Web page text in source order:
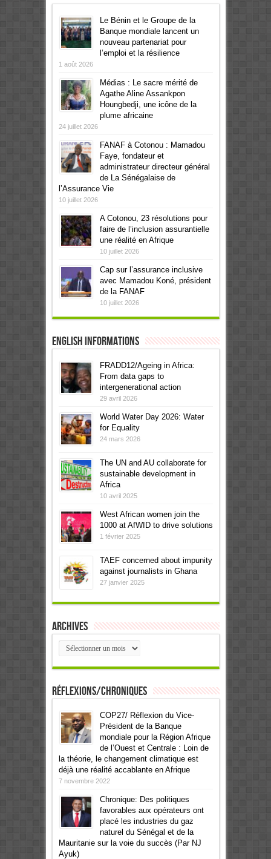
Le Bénin et le Groupe de la
Banque mondiale lancent un
nouveau partenariat pour
l’emploi et la résilience
1 août 2026
Médias : Le sacre mérité de
Agathe Aline Assankpon
Houngbedji, une icône de la
plume africaine
24 juillet 2026
FANAF à Cotonou : Mamadou
Faye, fondateur et
administrateur directeur général
de La Sénégalaise de
l’Assurance Vie
10 juillet 2026
A Cotonou, 23 résolutions pour
faire de l’inclusion assurantielle
une réalité en Afrique
10 juillet 2026
Cap sur l’assurance inclusive
avec Mamadou Koné, président
de la FANAF
10 juillet 2026
English informations
FRADD12/Ageing in Africa:
From data gaps to
intergenerational action
29 avril 2026
World Water Day 2026: Water
for Equality
24 mars 2026
The UN and AU collaborate for
sustainable development in
Africa
10 avril 2025
West African women join the
1000 at AfWID to drive solutions
1 février 2025
TAEF concerned about impunity
against journalists in Ghana
27 janvier 2025
Archives
Archives
Réflexions/Chroniques
COP27/ Réflexion du Vice-
Président de la Banque
mondiale pour la Région Afrique
de l’Ouest et Centrale : Loin de
la théorie, le changement climatique est
déjà une réalité accablante en Afrique
7 novembre 2022
Chronique: Des politiques
favorables aux opérateurs ont
placé les industries du gaz
naturel du Sénégal et de la
Mauritanie sur la voie du succès (Par NJ
Ayuk)